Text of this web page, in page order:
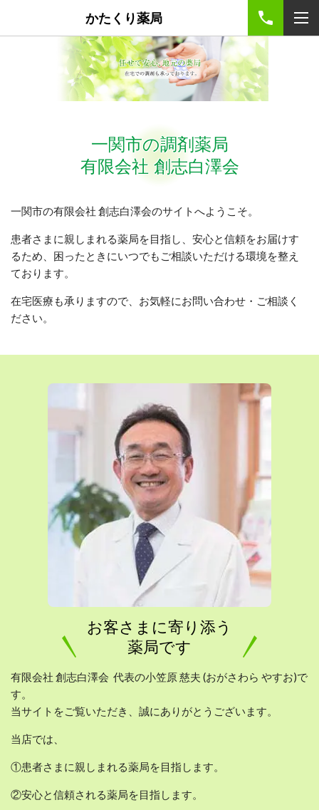
かたくり薬局
一関市の調剤薬局
有限会社 創志白澤会
一関市の有限会社 創志白澤会のサイトへようこそ。
患者さまに親しまれる薬局を目指し、安心と信頼をお届けす
るため、困ったときにいつでもご相談いただける環境を整え
ております。
在宅医療も承りますので、お気軽にお問い合わせ・ご相談く
ださい。
お客さまに寄り添う
薬局です
有限会社 創志白澤会 代表の小笠原 慈夫 (おがさわら やすお)で
す。
当サイトをご覧いただき、誠にありがとうございます。
当店では、
①患者さまに親しまれる薬局を目指します。
②安心と信頼される薬局を目指します。